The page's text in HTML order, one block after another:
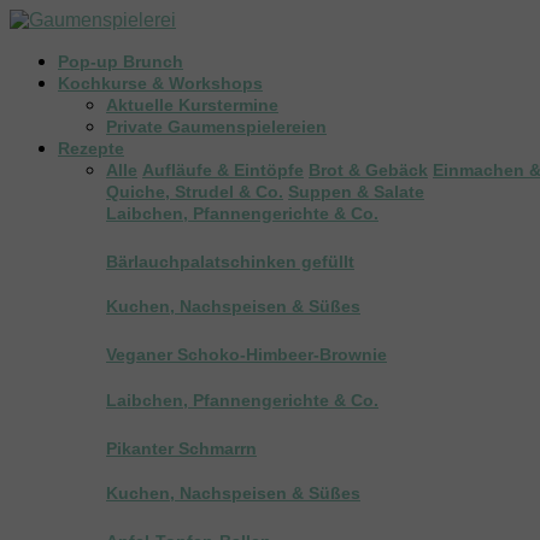
Pop-up Brunch
Kochkurse & Workshops
Aktuelle Kurstermine
Private Gaumenspielereien
Rezepte
Alle Aufläufe & Eintöpfe Brot & Gebäck Einmachen
Quiche, Strudel & Co. Suppen & Salate
Laibchen, Pfannengerichte & Co.
Bärlauchpalatschinken gefüllt
Kuchen, Nachspeisen & Süßes
Veganer Schoko-Himbeer-Brownie
Laibchen, Pfannengerichte & Co.
Pikanter Schmarrn
Kuchen, Nachspeisen & Süßes